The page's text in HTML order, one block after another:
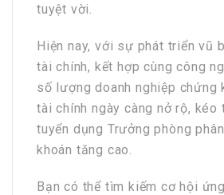
tuyệt vời.
Hiện nay, với sự phát triển vũ
tài chính, kết hợp cùng công
số lượng doanh nghiệp chứng
tài chính ngày càng nở rộ, kéo
tuyển dụng Trưởng phòng
khoán tăng cao.
Bạn có thể tìm kiếm cơ hội